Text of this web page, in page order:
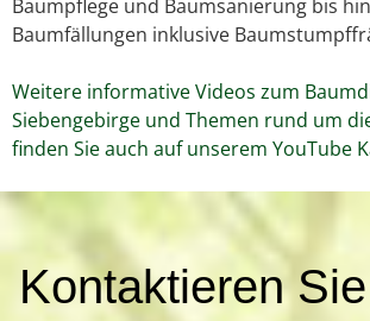
Baumpflege und Baumsanierung bis
Baumfällungen inklusive
Weitere informative Videos zum
Siebengebirge und Themen rund um
finden Sie auch auf unserem YouTube
o
nKontaktieren